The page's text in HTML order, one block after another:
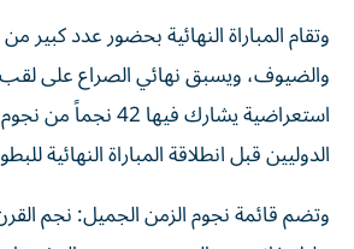
وتقام المباراة النهائية بحضور عدد كبير
والضيوف، ويسبق نهائي الصراع على لقب
استعراضية يشارك فيها 42
الدوليين قبل انطلاقة المباراة النهائية
وتضم قائمة نجوم الزمن الجميل: نجم